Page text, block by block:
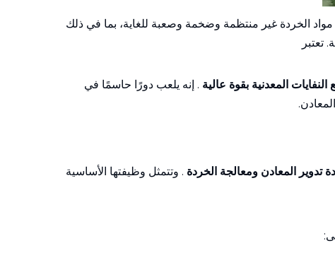
مواد الخردة غير منتظمة وضخمة وصعبة للغاية، بما في ذلك
تعتبر
النفايات المعدنية بقوة عالية . إنه يلعب دورًا حاسمًا في
تدوير المعادن ومعالجة الخردة . وتتمثل وظيفتها الأساسية